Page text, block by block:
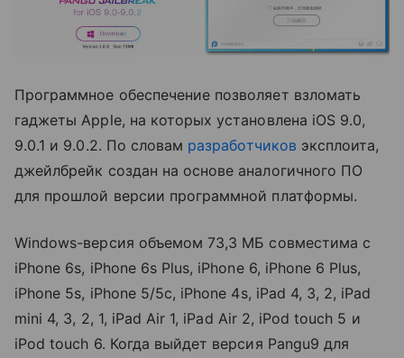
Программное обеспечение позволяет взломать
гаджеты Apple, на которых установлена iOS 9.0,
9.0.1 и 9.0.2. По словам разработчиков эксплоита,
джейлбрейк создан на основе аналогичного ПО
для прошлой версии программной платформы.
Windows-версия объемом 73,3 МБ совместима с
iPhone 6s, iPhone 6s Plus, iPhone 6, iPhone 6 Plus,
iPhone 5s, iPhone 5/5c, iPhone 4s, iPad 4, 3, 2, iPad
mini 4, 3, 2, 1, iPad Air 1, iPad Air 2, iPod touch 5 и
iPod touch 6. Когда выйдет версия Pangu9 для